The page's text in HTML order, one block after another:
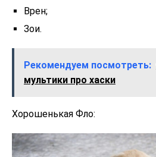
Врен;
Зои.
Рекомендуем посмотреть:
мультики про хаски
Хорошенькая Фло: